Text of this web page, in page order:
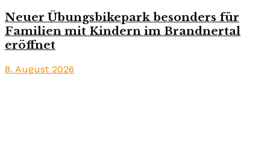
Neuer Übungsbikepark besonders für
Familien mit Kindern im Brandnertal
eröffnet
8. August 2026